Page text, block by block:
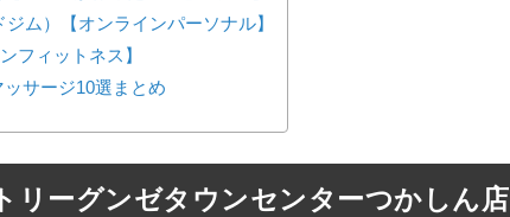
ム）【オンラインパーソナル】
フィットネス】
サージ10選まとめ
リーグンゼタウンセンターつかしん店